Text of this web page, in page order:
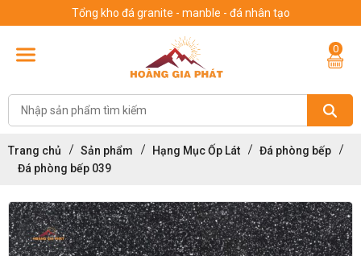
Tổng kho đá granite - manble - đá nhân tạo
0
Trang chủ Sản phẩm Hạng Mục Ốp Lát
Đá phòng bếp
Đá phòng bếp 039